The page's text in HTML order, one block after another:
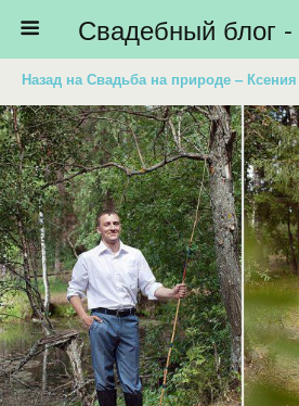
Назад на Свадьба на природе –